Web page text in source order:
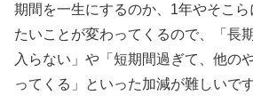
期間を一生にするのか、1年やそこら
たいことが変わってくるので、「長
入らない」や「短期間過ぎて、他の
ってくる」といった加減が難しいです